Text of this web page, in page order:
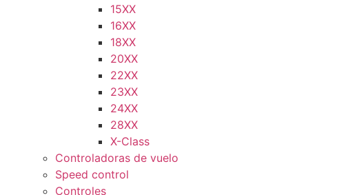
15XX
16XX
18XX
20XX
22XX
23XX
24XX
28XX
X-Class
Controladoras de vuelo
Speed control
Controles